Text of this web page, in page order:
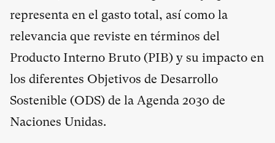
representa en el gasto total, así como la
relevancia que reviste en términos del
Producto Interno Bruto (PIB) y su impacto en
los diferentes Objetivos de Desarrollo
Sostenible (ODS) de la Agenda 2030 de
Naciones Unidas.